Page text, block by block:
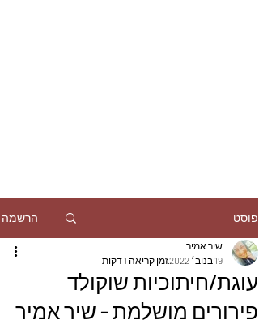
פוסט הרשמה
עוגת/חיתוכיות שוקולד
פירורים מושלמת - שיר אמיר
שיר אמיר
19 בנוב׳ 2022
זמן קריאה 1 דקות